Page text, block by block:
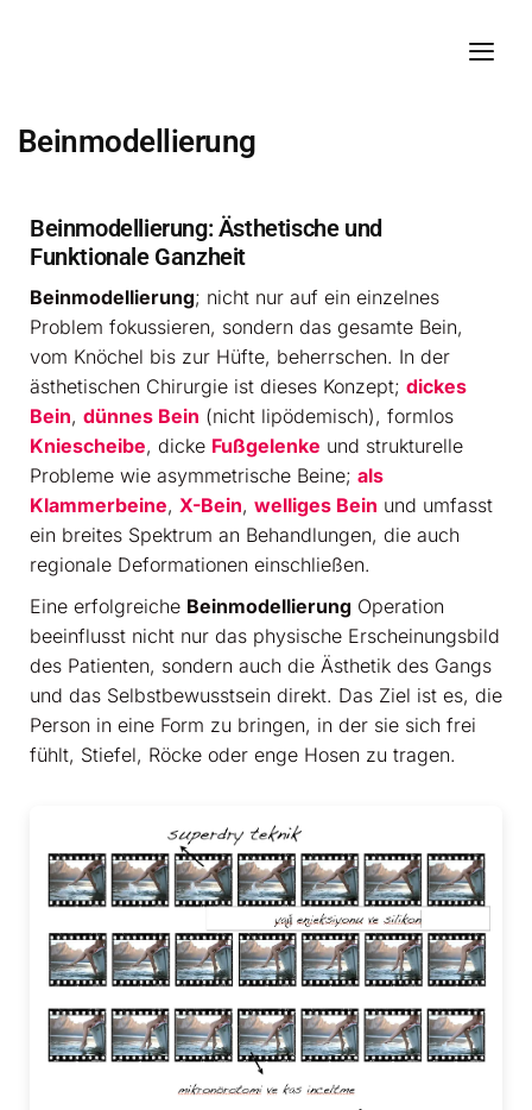
Beinmodellierung
Beinmodellierung: Ästhetische und
Funktionale Ganzheit
Beinmodellierung; nicht nur auf ein einzelnes
Problem fokussieren, sondern das gesamte Bein,
vom Knöchel bis zur Hüfte, beherrschen. In der
ästhetischen Chirurgie ist dieses Konzept; dickes
Bein, dünnes Bein (nicht lipödemisch), formlos
Kniescheibe, dicke Fußgelenke und strukturelle
Probleme wie asymmetrische Beine; als
Klammerbeine, X-Bein, welliges Bein und umfasst
ein breites Spektrum an Behandlungen, die auch
regionale Deformationen einschließen.
Eine erfolgreiche Beinmodellierung Operation
beeinflusst nicht nur das physische Erscheinungsbild
des Patienten, sondern auch die Ästhetik des Gangs
und das Selbstbewusstsein direkt. Das Ziel ist es, die
Person in eine Form zu bringen, in der sie sich frei
fühlt, Stiefel, Röcke oder enge Hosen zu tragen.